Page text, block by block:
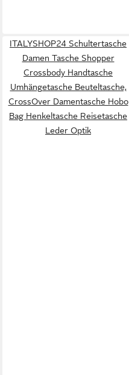
ITALYSHOP24 Schultertasche
Damen Tasche Shopper
Crossbody Handtasche
Umhängetasche Beuteltasche,
CrossOver Damentasche Hobo
Bag Henkeltasche Reisetasche
Leder Optik